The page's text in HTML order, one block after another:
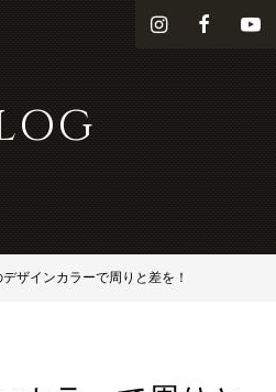
i
m
Y
（ソラーナ）
ザインカラーで周りと差を！